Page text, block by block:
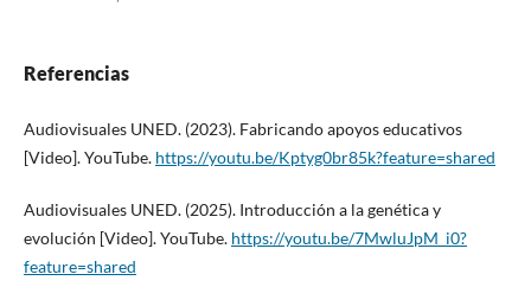
Referencias
Audiovisuales UNED. (2023). Fabricando apoyos educativos
[Video]. YouTube. https://youtu.be/Kptyg0br85k?feature=shared
Audiovisuales UNED. (2025). Introducción a la genética y
evolución [Video]. YouTube. https://youtu.be/7MwluJpM_i0?
feature=shared